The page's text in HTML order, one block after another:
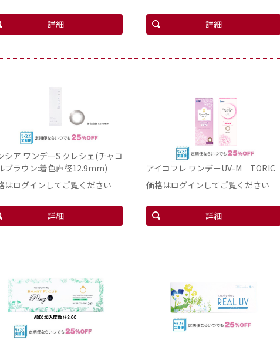
詳細 詳細
シア ワンデーS クレシェ(チャコ
ブラウン:着色直径12.9mm)
はログインしてご覧ください
詳細
アイコフレ ワンデーUV-M TORIC
価格はログインしてご覧ください
詳細